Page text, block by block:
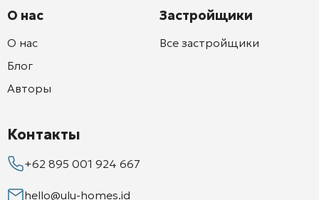
О нас
О нас
Блог
Авторы
Застройщики
Все застройщики
Контакты
+62 895 001 924 667
hello@ulu-homes.id